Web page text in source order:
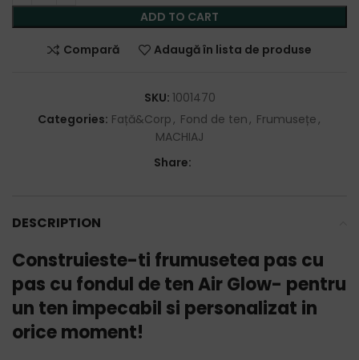
ADD TO CART
Compară Adaugă în lista de produse
SKU: 1001470
Categories: Față&Corp , Fond de ten , Frumusețe ,
MACHIAJ
Share:
DESCRIPTION
Construieste-ti frumusetea pas cu
pas cu fondul de ten Air Glow- pentru
un ten impecabil si personalizat in
orice moment!